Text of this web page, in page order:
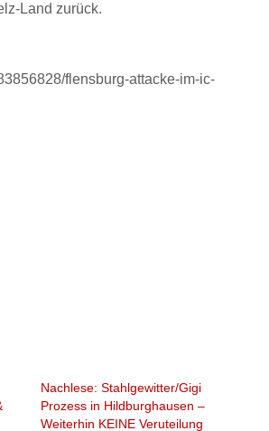
Land zurück.
flensburg-attacke-im-ic-
Nachlese: Stahlgewitter/Gigi
Prozess in Hildburghausen –
Weiterhin KEINE Veruteilung